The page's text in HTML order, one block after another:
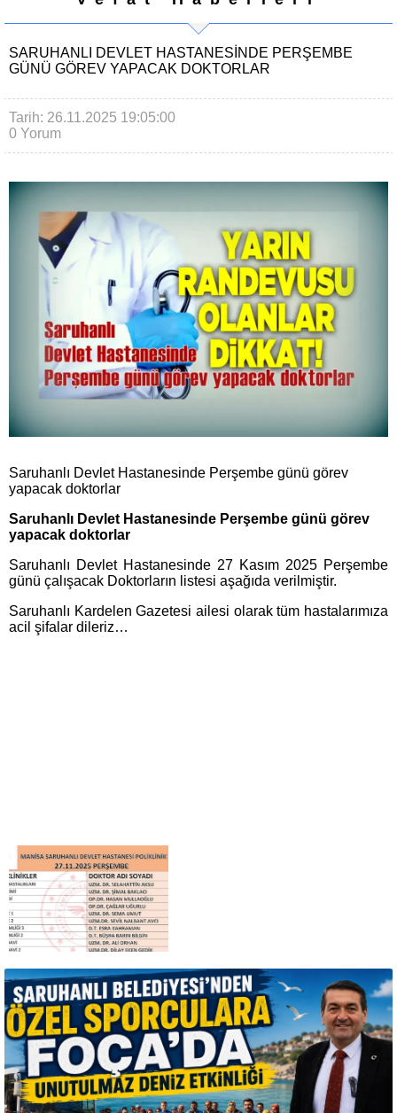
SARUHANLI DEVLET HASTANESINDE PERŞEMBE
GÜNÜ GÖREV YAPACAK DOKTORLAR
Tarih: 26.11.2025 19:05:00
0 Yorum
Saruhanlı Devlet Hastanesinde Perşembe günü görev
yapacak doktorlar
Saruhanlı Devlet Hastanesinde Perşembe günü görev
yapacak doktorlar
Saruhanlı Devlet Hastanesinde 27 Kasım 2025 Perşembe
günü çalışacak Doktorların listesi aşağıda verilmiştir.
Saruhanlı Kardelen Gazetesi ailesi olarak tüm hastalarımıza
acil şifalar dileriz…